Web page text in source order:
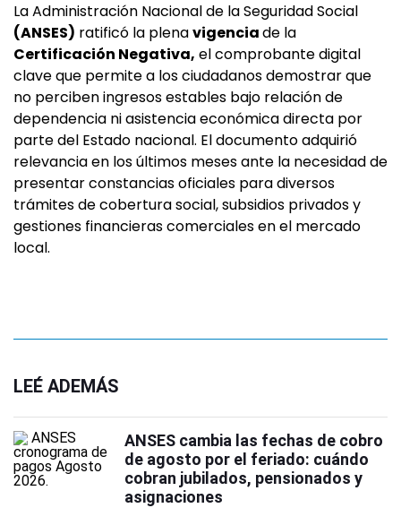
La Administración Nacional de la Seguridad Social
(ANSES) ratificó la plenavigenciade la
Certificación Negativa, el comprobante digital
clave que permite a los ciudadanos demostrar que
no perciben ingresos estables bajo relación de
dependencia ni asistencia económica directa por
parte del Estado nacional. El documento adquirió
relevancia en los últimos meses ante la necesidad de
presentar constancias oficiales para diversos
trámites de cobertura social, subsidios privados y
gestiones financieras comerciales en el mercado
local.
LEÉ ADEMÁS
ANSES cambia las fechas de cobro
de agosto por el feriado: cuándo
cobran jubilados, pensionados y
asignaciones